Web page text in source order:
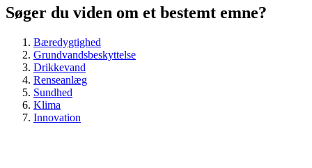
Søger du viden om et bestemt emne?
Bæredygtighed
Grundvandsbeskyttelse
Drikkevand
Renseanlæg
Sundhed
Klima
Innovation